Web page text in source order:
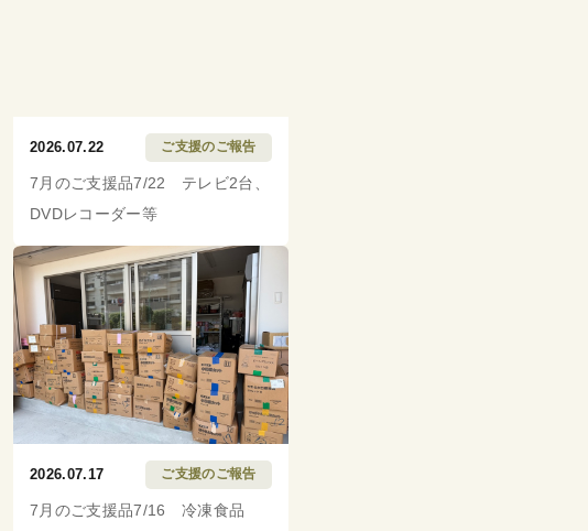
2026.07.22 ご支援のご報告
7月のご支援品7/22 テレビ2台、
DVDレコーダー等
2026.07.17 ご支援のご報告
7月のご支援品7/16 冷凍食品